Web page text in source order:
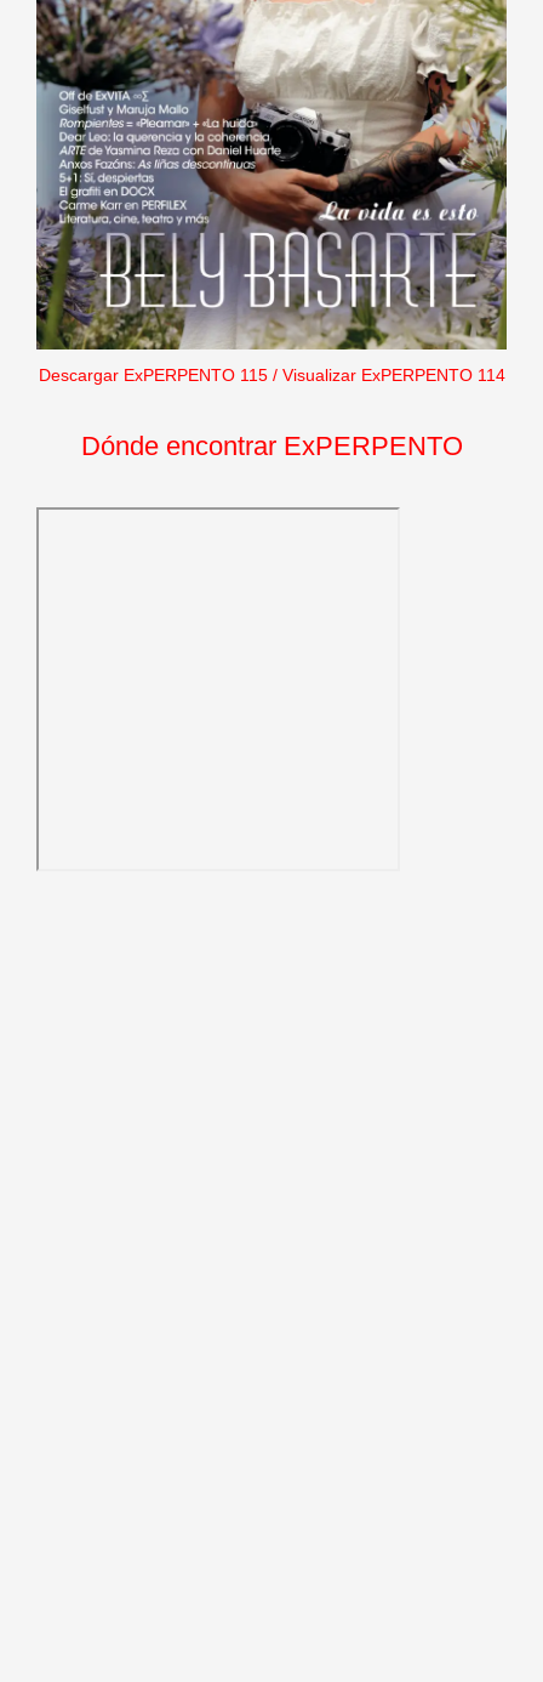
Descargar ExPERPENTO 115/ Visualizar ExPERPENTO 114
Dónde encontrar ExPERPENTO